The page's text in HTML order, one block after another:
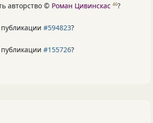
авторство © Роман Цивинскас 46?
#594823?
#155726?